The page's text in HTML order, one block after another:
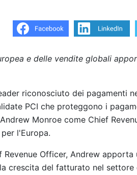
e delle vendite globali
riconosciuto dei pagamenti
PCI che proteggono i
Monroe come Chief
l'Europa.
Officer, Andrew apporta
crescita del fatturato nel